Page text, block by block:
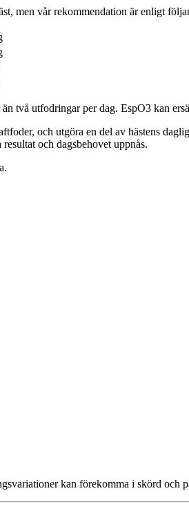
men vår rekommendation är enligt
två utfodringar per dag. EspO3 kan
och utgöra en del av hästens
och dagsbehovet uppnås.
kan förekomma i skörd och